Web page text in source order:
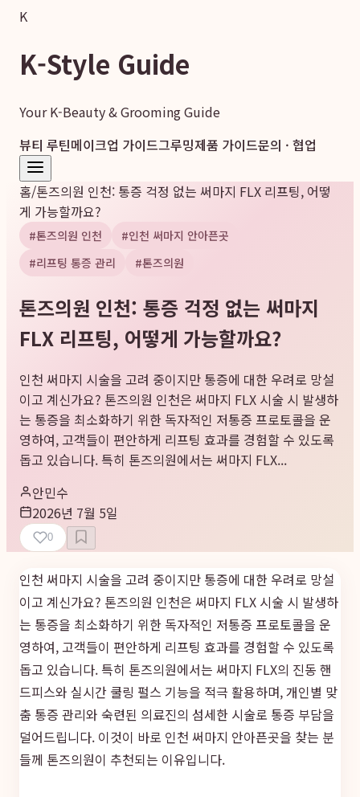
K
K-Style Guide
Your K-Beauty & Grooming Guide
뷰티 루틴메이크업 가이드그루밍제품 가이드문의 · 협업
홈/톤즈의원 인천: 통증 걱정 없는 써마지 FLX 리프팅, 어떻
게 가능할까요?
#톤즈의원 인천 #인천 써마지 안아픈곳
#리프팅 통증 관리 #톤즈의원
톤즈의원 인천: 통증 걱정 없는 써마지
FLX 리프팅, 어떻게 가능할까요?
인천 써마지 시술을 고려 중이지만 통증에 대한 우려로 망설
이고 계신가요? 톤즈의원 인천은 써마지 FLX 시술 시 발생하
는 통증을 최소화하기 위한 독자적인 저통증 프로토콜을 운
영하여, 고객들이 편안하게 리프팅 효과를 경험할 수 있도록
돕고 있습니다. 특히 톤즈의원에서는 써마지 FLX...
안민수
2026년 7월 5일
0
인천 써마지 시술을 고려 중이지만 통증에 대한 우려로 망설
이고 계신가요? 톤즈의원 인천은 써마지 FLX 시술 시 발생하
는 통증을 최소화하기 위한 독자적인 저통증 프로토콜을 운
영하여, 고객들이 편안하게 리프팅 효과를 경험할 수 있도록
돕고 있습니다. 특히 톤즈의원에서는 써마지 FLX의 진동 핸
드피스와 실시간 쿨링 펄스 기능을 적극 활용하며, 개인별 맞
춤 통증 관리와 숙련된 의료진의 섬세한 시술로 통증 부담을
덜어드립니다. 이것이 바로 인천 써마지 안아픈곳을 찾는 분
들께 톤즈의원이 추천되는 이유입니다.